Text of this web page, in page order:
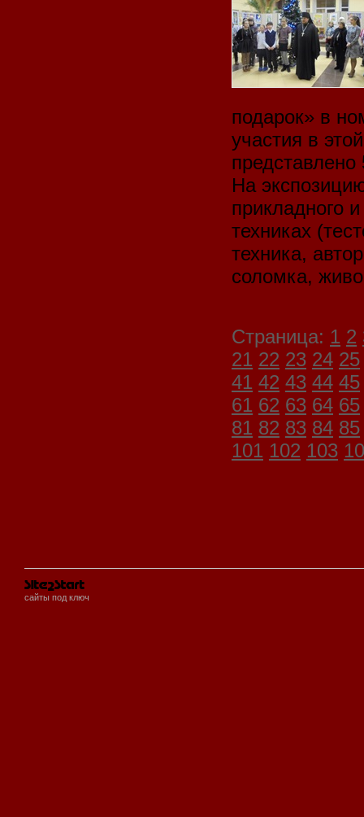
подарок» в
участия в
На
прикладного
техниках
техника,
соломка,
Страница: 1 2
21 22 23 24 25
41 42 43 44 45
61 62 63 64 65
81 82 83 84 85
101 102 103
сайты под ключ